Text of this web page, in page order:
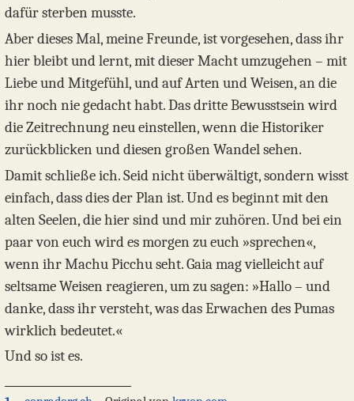
dafür sterben musste.
Aber dieses Mal, meine Freunde, ist vorgesehen, dass ihr
hier bleibt und lernt, mit dieser Macht umzugehen – mit
Liebe und Mitgefühl, und auf Arten und Weisen, an die
ihr noch nie gedacht habt. Das dritte Bewusstsein wird
die Zeitrechnung neu einstellen, wenn die Historiker
zurückblicken und diesen großen Wandel sehen.
Damit schließe ich. Seid nicht überwältigt, sondern wisst
einfach, dass dies der Plan ist. Und es beginnt mit den
alten Seelen, die hier sind und mir zuhören. Und bei ein
paar von euch wird es morgen zu euch »sprechen«,
wenn ihr Machu Picchu seht. Gaia mag vielleicht auf
seltsame Weisen reagieren, um zu sagen: »Hallo – und
danke, dass ihr versteht, was das Erwachen des Pumas
wirklich bedeutet.«
Und so ist es.